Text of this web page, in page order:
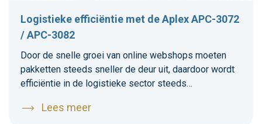
Logistieke efficiëntie met de Aplex APC-3072
/ APC-3082
Door de snelle groei van online webshops moeten
pakketten steeds sneller de deur uit, daardoor wordt
efficiëntie in de logistieke sector steeds
foutloos te laten verlopen worden heftruck terminals
Lees meer